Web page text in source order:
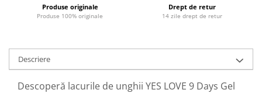
Produse originale
Produse 100% originale
Drept de retur
14 zile drept de retur
Descriere
Descoperă lacurile de unghii YES LOVE 9 Days Gel